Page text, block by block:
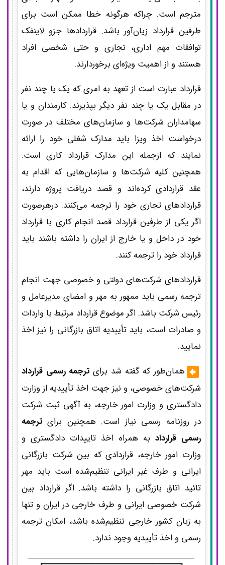
مترجم است. چراکه هرگونه خطا ممکن است برای
طرفین قرارداد زیان‌آور باشد. قراردادها جزو لاینفک
توافقات مهم اداری، تجاری و حتی شخصی افراد
هستند و از اهمیت ویژه‌ای برخوردارند.
قرارداد عبارت است از تعهد به امری که یک یا چند نفر
در مقابل یک یا چند نفر دیگر بپذیرند. کارمندان و یا
سهامداران شرکت‌ها و سازمان‌های مختلف در صورت
درخواست اخذ ویزا باید مدارک شغلی خود را ارائه
نمایند که ازجمله این مدارک قرارداد کاری است.
همچنین کلیه شرکت‌ها و سازمان‌هایی که اقدام به
عقد قراردادی کرده‌اند و قصد دریافت پروژه دارند،
قراردادهای تجاری خود را ترجمه می‌کنند. درهرصورت
اگر یکی از طرفین قرارداد قصد انجام کاری با قرارداد
خود در داخل و یا خارج از ایران را داشته باشند باید
قرارداد خود را ترجمه کنند.
قراردادهای شرکت‌های دولتی و خصوصی جهت انجام
ترجمه رسمی باید ممهور به مهر و امضای مدیرعامل و
رئیس شرکت باشد. اگر موضوع قرارداد مرتبط با واردات
و صادرات است، باید تأییدیه اتاق بازرگانی را نیز اخذ
نمایید.
همان‌طور که گفته شد برای ترجمه رسمی قرارداد
شرکت‌های خصوصی، و نیز جهت اخذ تأییدیه از وزارت
دادگستری و وزارت امور خارجه، به آگهی ثبت شرکت
در روزنامه رسمی نیاز است. همچنین برای ترجمه
رسمی قرارداد به همراه اخذ تاییدات دادگستری و
وزارت امور خارجه، قراردادی که بین شرکت بازرگانی
ایرانی و طرف غیر ایرانی تنظیم‌شده است باید مهر
تائید اتاق بازرگانی را داشته باشد. اگر قرارداد بین
شرکت خصوصی ایرانی و طرف خارجی در ایران و تنها
به زبان کشور خارجی تنظیم‌شده باشد، امکان ترجمه
رسمی و اخذ تأییدیه وجود ندارد.